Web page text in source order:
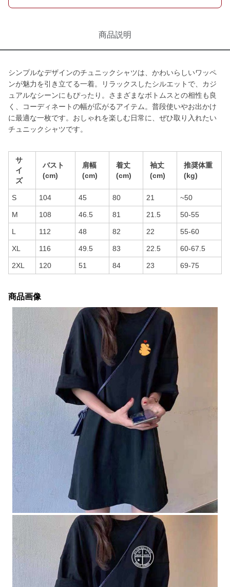
商品説明
シンプルなデザインのチュニックシャツは、かわいらしいワッペ
ンが魅力を引き立てる一着。リラックスしたシルエットで、カジ
ュアルなシーンにもぴったり。さまざまなボトムスとの相性も良
く、コーディネートの幅が広がるアイテム。普段使いやお出かけ
に最適な一枚です。おしゃれを楽しむ日常に、ぜひ取り入れたい
チュニックシャツです。
サ
イ
ズ
バスト
(cm)
肩幅
(cm)
着丈
(cm)
袖丈
(cm)
推奨体重
(kg)
S 104 45 80 21 ~50
M 108 46.5 81 21.5 50-55
L 112 48 82 22 55-60
XL 116 49.5 83 22.5 60-67.5
2XL 120 51 84 23 69-75
商品画像